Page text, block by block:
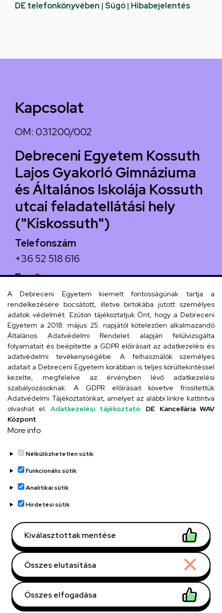
DE telefonkönyvében | Súgó| Hibabejelentés
Kapcsolat
OM: 031200/002
Debreceni Egyetem Kossuth
Lajos Gyakorló Gimnáziuma
és Általános Iskolája Kossuth
utcai feladatellátási hely
("Kiskossuth")
Telefonszám
+36 52 518 616
Email
iskola@kossuth-alt.unideb.hu
Cím
4024 Debrecen, Kossuth utca 33.
Szervezeti telefonkönyv
UD telefonkönyv
Adatvédelem
Adatvédelem
Régi oldal
Technikai információk
Copyright © 2026 Unideb
A Debreceni Egyetem kiemelt fontosságúnak tartja a
rendelkezésére bocsátott, illetve birtokába jutott személyes
adatok védelmét. Ezúton tájékoztatjuk Önt, hogy a Debreceni
Egyetem a 2018. május 25. napjától kötelezően alkalmazandó
Általános Adatvédelmi Rendelet alapján felülvizsgálta
folyamatait és beépítette a GDPR előírásait az adatkezelési és
adatvédelmi tevékenységébe. A felhasználók személyes
adatait a Debreceni Egyetem korábban is teljes körültekintéssel
kezelte, megfelelve az érvényben lévő adatkezelési
szabályozásoknak. A GDPR előírásait követve frissítettük
Adatvédelmi Tájékoztatónkat, amelyet az alábbi linkre kattintva
olvashat el: Adatkezelési tájékoztató. DE Kancellária WAV
Központ
More info
Nélkülözhetetlen sütik
Funkcionális sütik
Analitikai sütik
Hirdetési sütik
Kiválasztottak mentése
Összes elutasítása
Összes elfogadása